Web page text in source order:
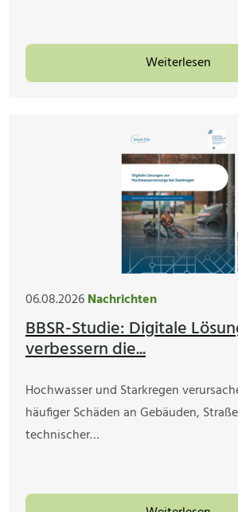
Weiterlesen
06.08.2026Nachrichten
BBSR-Studie: Digitale
verbessern die...
Hochwasser und Starkregen
häufiger Schäden an Gebäuden,
technischer…